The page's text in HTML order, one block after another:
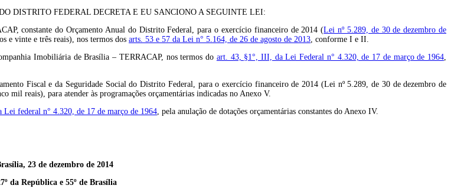
DISTRITO FEDERAL DECRETA E EU SANCIONO A SEGUINTE LEI:
constante do Orçamento Anual do Distrito Federal, para o exercício financeiro de 2014 (Lei nº 5.289, de 30 de dezembro de
e vinte e três reais), nos termos dos arts. 53 e 57 da Lei n° 5.164, de 26 de agosto de 2013, conforme I e II.
Imobiliária de Brasília – TERRACAP, nos termos do art. 43, §1°, III, da Lei Federal n° 4.320, de 17 de março de 1964,
Fiscal e da Seguridade Social do Distrito Federal, para o exercício financeiro de 2014 (Lei nº 5.289, de 30 de dezembro de
reais), para atender às programações orçamentárias indicadas no Anexo V.
federal n° 4.320, de 17 de março de 1964, pela anulação de dotações orçamentárias constantes do Anexo IV.
23 de dezembro de 2014
da República e 55º de Brasília